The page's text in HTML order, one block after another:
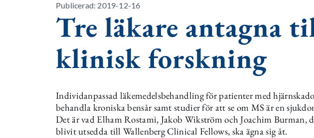
Publicerad: 2019-12-16
Tre läkare antagna
klinisk forskning
Individanpassad läkemedelsbehandling för patienter med
behandla kroniska bensår samt studier för att se om MS är en
Det är vad Elham Rostami, Jakob Wikström och Joachim Burman,
blivit utsedda till Wallenberg Clinical Fellows, ska ägna sig åt.